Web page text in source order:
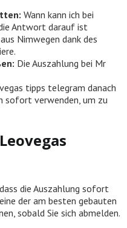
Wann kann ich bei
Antwort darauf ist
Nimwegen dank des
Die Auszahlung bei Mr
tipps telegram danach
sofort verwenden, um zu
die Auszahlung sofort
der am besten gebauten
sobald Sie sich abmelden.